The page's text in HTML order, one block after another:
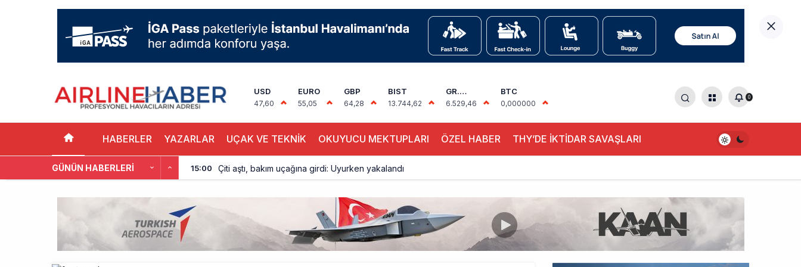
USD
47,60
EURO
55,05
GBP
64,28
BIST
13.744,62
GR.
ALTIN
6.529,46
BTC
0,000000
0
HABERLER YAZARLAR UÇAK VE TEKNİK OKUYUCU MEKTUPLARI ÖZEL HABER THY’DE İKTİDAR SAVAŞLARI
GÜNÜN HABERLERI 15:00 Çiti aştı, bakım uçağına girdi: Uyurken yakalandı
THY ve Pegasus Dünyanın En Değerli Havayolları Arasında
Fly Baghdad ABD yaptırım listesinden çıkarıldı